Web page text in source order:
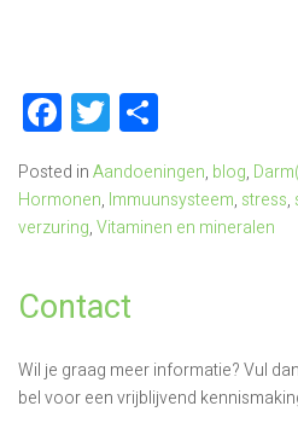
Facebook
Twitter
Delen
Posted inAandoeningen, blog,
Hormonen, Immuunsysteem, stress,
verzuring,Vitaminen en mineralen
Contact
Wil je graag meer informatie? Vul
bel voor een vrijblijvend